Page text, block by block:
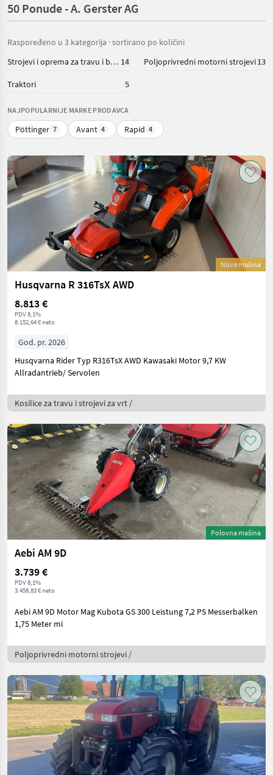
50 Ponude - A. Gerster AG
Raspoređeno u 3 kategorija · sortirano po količini
Strojevi i oprema za travu i baliranje 14 Poljoprivredni motorni strojevi13
Traktori 5
NAJPOPULARNIJE MARKE PRODAVCA
Pöttinger 7 Avant 4 Rapid 4
Nova mašina
Husqvarna R 316TsX AWD
8.813 €
PDV 8,1%
8.152,64 € neto
God. pr. 2026
Husqvarna Rider Typ R316TsX AWD Kawasaki Motor 9,7 KW
Allradantrieb/ Servolen
Kosilice za travu i strojevi za vrt /
Polovna mašina
Aebi AM 9D
3.739 €
PDV 8,1%
3.458,83 € neto
Aebi AM 9D Motor Mag Kubota GS 300 Leistung 7,2 PS Messerbalken
1,75 Meter mi
Poljoprivredni motorni strojevi /